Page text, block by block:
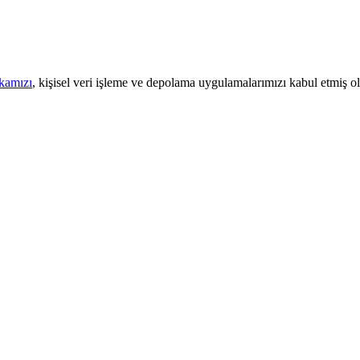
, kişisel veri işleme ve depolama uygulamalarımızı kabul etmiş